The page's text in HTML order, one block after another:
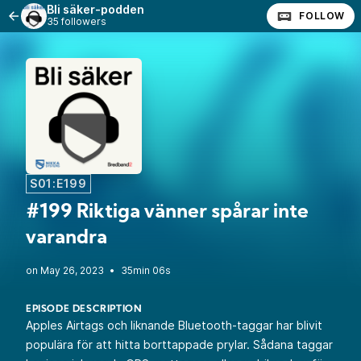
Bli säker-podden
35 followers FOLLOW
S01:E199
#199 Riktiga vänner spårar inte
varandra
• 35min 06s
EPISODE DESCRIPTION
Apples Airtags och liknande Bluetooth-taggar har blivit
populära för att hitta borttappade prylar. Sådana taggar